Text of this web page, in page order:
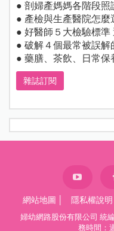
● 剖婦產媽媽各階段照
● 產檢與生產醫院怎麼
● 好醫師５大檢驗標準
● 破解４個最常被誤解
● 藥膳、茶飲、日常保
雜誌訂閱
網站地圖 隱私權說明
婦幼網路股份有限公司 統
務時間：